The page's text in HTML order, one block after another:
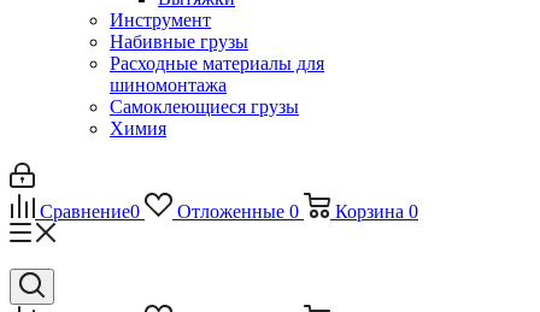
Инструмент
Набивные грузы
Расходные материалы для
шиномонтажа
Самоклеющиеся грузы
Химия
Сравнение0 Отложенные 0 Корзина 0